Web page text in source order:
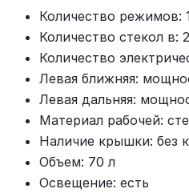
Количество режимов:
Количество стекол в: 2
Количество
Левая ближняя:
Левая дальняя:
Материал рабочей:
Наличие крышки: без
Объем: 70 л
Освещение: есть